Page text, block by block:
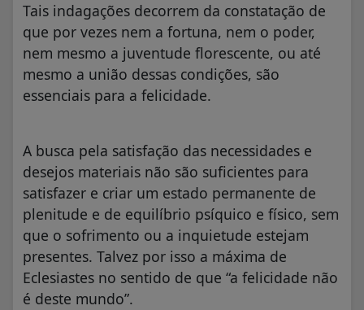
Tais indagações decorrem da constatação de
que por vezes nem a fortuna, nem o poder,
nem mesmo a juventude florescente, ou até
mesmo a união dessas condições, são
essenciais para a felicidade.
A busca pela satisfação das necessidades e
desejos materiais não são suficientes para
satisfazer e criar um estado permanente de
plenitude e de equilíbrio psíquico e físico, sem
que o sofrimento ou a inquietude estejam
presentes. Talvez por isso a máxima de
Eclesiastes no sentido de que “a felicidade não
é deste mundo”.